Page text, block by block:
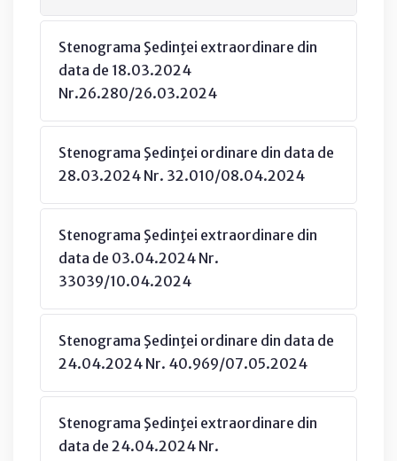
Stenograma Şedinţei extraordinare din
data de 18.03.2024
Nr.26.280/26.03.2024
Stenograma Şedinţei ordinare din data de
28.03.2024 Nr. 32.010/08.04.2024
Stenograma Şedinţei extraordinare din
data de 03.04.2024 Nr.
33039/10.04.2024
Stenograma Şedinţei ordinare din data de
24.04.2024 Nr. 40.969/07.05.2024
Stenograma Şedinţei extraordinare din
data de 24.04.2024 Nr.